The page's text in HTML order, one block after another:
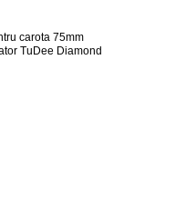
carota 75mm
TuDee Diamond